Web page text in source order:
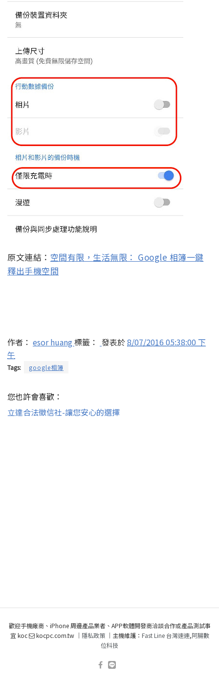
原文連結： 空間有限，生活無限： Google 相簿一鍵
釋出手機空間
作者： esor huang標籤： 發表於8/07/2016 05:38:00 下
午
Tags: google相簿
您也許會喜歡：
立達合法徵信社-讓您安心的選擇
歡迎手機廠商、iPhone 周邊產品業者、APP軟體開發商洽談合作或產品測試事
宜 koc
kocpc.com.tw ｜ 隱私政策｜主機維護： Fast Line 台灣速連,阿腸數
位科技